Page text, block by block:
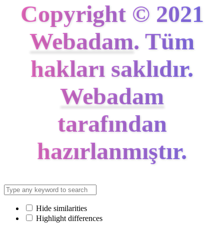
Copyright © 2021
Webadam. Tüm
hakları saklıdır.
Webadam
tarafından
hazırlanmıştır.
Hide similarities
Highlight differences